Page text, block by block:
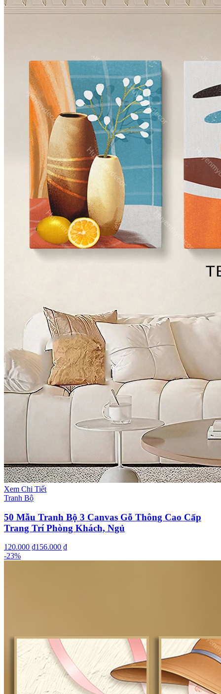
Xem Chi Tiết
Tranh Bộ
50 Mẫu Tranh Bộ 3 Canvas Gỗ Thông Cao Cấp
Trang Trí Phòng Khách, Ngủ
120.000 ₫156.000 ₫
-23%